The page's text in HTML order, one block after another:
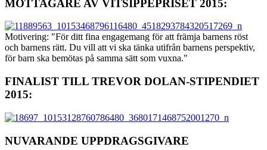
MOTTAGARE AV VITSIPPEPRISET 2015:
Motivering: "För ditt fina engagemang för att främja barnens röst
och barnens rätt. Du vill att vi ska tänka utifrån barnens perspektiv,
för barn ska bemötas på samma sätt som vuxna."
FINALIST TILL TREVOR DOLAN-STIPENDIET
2015:
NUVARANDE UPPDRAGSGIVARE